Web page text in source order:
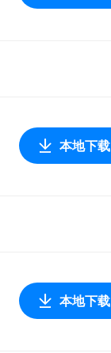
本地下载
本地下载